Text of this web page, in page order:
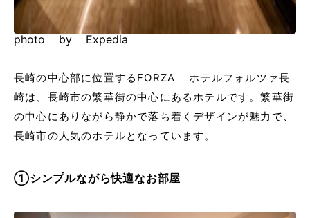
photo by Expedia
長崎の中心部に位置するFORZA ホテルフォルツァ長
崎は、長崎市の繁華街の中心にあるホテルです。繁華街
の中心にありながら静かで落ち着くデザインが魅力で、
長崎市の人気のホテルとなっています。
①シンプルながら快適なお部屋